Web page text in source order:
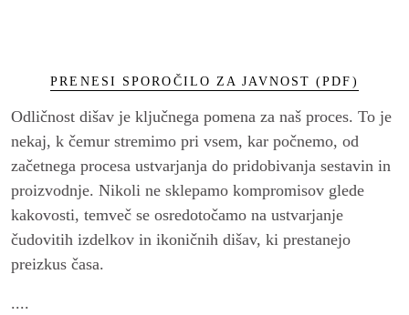
PRENESI SPOROČILO ZA JAVNOST (PDF)
Odličnost dišav je ključnega pomena za naš proces. To je
nekaj, k čemur stremimo pri vsem, kar počnemo, od
začetnega procesa ustvarjanja do pridobivanja sestavin in
proizvodnje. Nikoli ne sklepamo kompromisov glede
kakovosti, temveč se osredotočamo na ustvarjanje
čudovitih izdelkov in ikoničnih dišav, ki prestanejo
preizkus časa.
....